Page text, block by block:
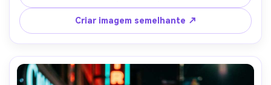
f/2, enquadramento de retrato de três quartos, humor
calmo e aconchegante, detalhe de malha realista e drape
de tecido-AR 4:5
Criar imagem semelhante ↗